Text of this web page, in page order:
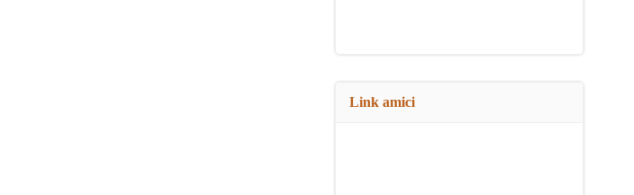
Link amici